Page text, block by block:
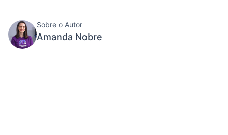
Sobre o Autor
Amanda Nobre